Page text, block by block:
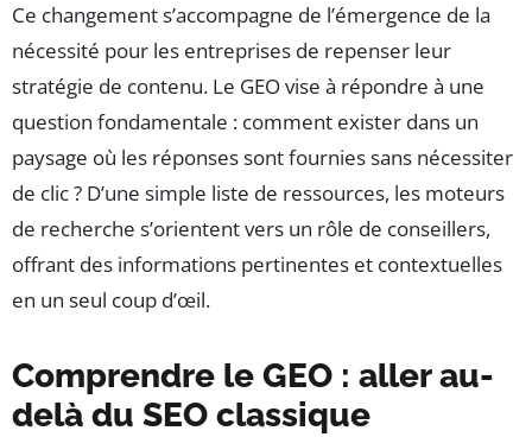
Ce changement s’accompagne de l’émergence de la
nécessité pour les entreprises de repenser leur
stratégie de contenu. Le GEO vise à répondre à une
question fondamentale : comment exister dans un
paysage où les réponses sont fournies sans nécessiter
de clic ? D’une simple liste de ressources, les moteurs
de recherche s’orientent vers un rôle de conseillers,
offrant des informations pertinentes et contextuelles
en un seul coup d’œil.
Comprendre le GEO : aller au-
delà du SEO classique